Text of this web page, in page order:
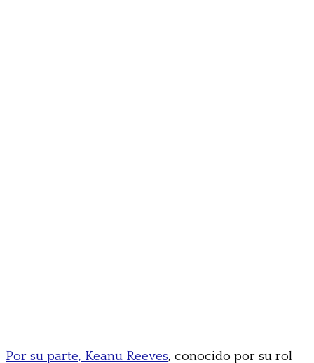
Por su parte, Keanu Reeves, conocido por su rol